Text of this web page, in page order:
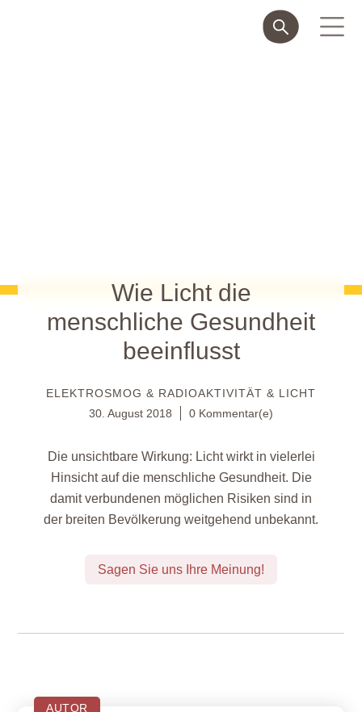
Wie Licht die
menschliche Gesundheit
beeinflusst
ELEKTROSMOG & RADIOAKTIVITÄT & LICHT
30. August 2018
0 Kommentar(e)
Die unsichtbare Wirkung: Licht wirkt in vielerlei
Hinsicht auf die menschliche Gesundheit. Die
damit verbundenen möglichen Risiken sind in
der breiten Bevölkerung weitgehend unbekannt.
Sagen Sie uns Ihre Meinung!
AUTOR